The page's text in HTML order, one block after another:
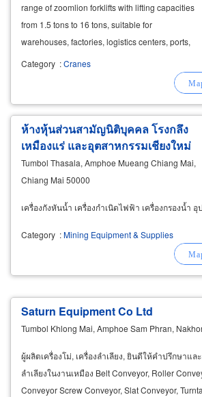
range of zoomlion forklifts with lifting capacities
from 1.5 tons to 16 tons, suitable for
warehouses, factories, logistics centers, ports,
and industrial facilities.
Category :Cranes
ห้างหุ้นส่วนสามัญนิติบุคคล โรงกลึง
เหมืองแร่ และอุตสาหกรรมเชียงใหม่
Tumbol Thasala, Amphoe Mueang Chiang Mai,
Chiang Mai 50000
เครื่องกังหันน้ำ เครื่องกำเนิดไฟฟ้า เครื่องกรองน้ำ
Category :Mining Equipment & Supplies
Saturn Equipment Co Ltd
Tumbol Khlong Mai, Amphoe Sam Phran,
ผู้ผลิตเครื่องโม่, เครื่องลำเลียง, ยินดีให้คำปรึกษาแล
ลำเลียงในงานเหมือง Belt Conveyor, Roller
Conveyor Screw Conveyor, Slat Conveyor,